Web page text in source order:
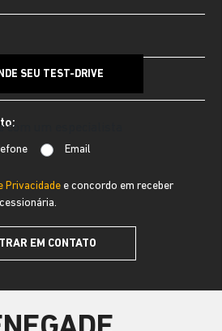
Email
Privacidade e concordo em receber
EM CONTATO
SEU TEST-DRIVE
com um especialista